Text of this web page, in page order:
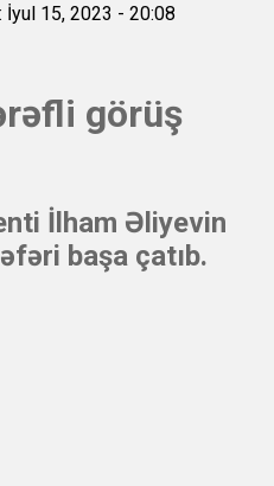
İyul 15, 2023 - 20:08
görüş
İlham Əliyevin
başa çatıb.